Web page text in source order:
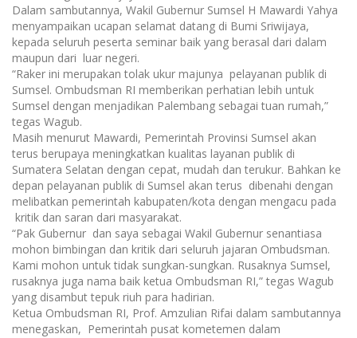
Dalam sambutannya, Wakil Gubernur Sumsel H Mawardi Yahya
menyampaikan ucapan selamat datang di Bumi Sriwijaya,
kepada seluruh peserta seminar baik yang berasal dari dalam
maupun dari luar negeri.
“Raker ini merupakan tolak ukur majunya pelayanan publik di
Sumsel. Ombudsman RI memberikan perhatian lebih untuk
Sumsel dengan menjadikan Palembang sebagai tuan rumah,”
tegas Wagub.
Masih menurut Mawardi, Pemerintah Provinsi Sumsel akan
terus berupaya meningkatkan kualitas layanan publik di
Sumatera Selatan dengan cepat, mudah dan terukur. Bahkan ke
depan pelayanan publik di Sumsel akan terus dibenahi dengan
melibatkan pemerintah kabupaten/kota dengan mengacu pada
kritik dan saran dari masyarakat.
“Pak Gubernur dan saya sebagai Wakil Gubernur senantiasa
mohon bimbingan dan kritik dari seluruh jajaran Ombudsman.
Kami mohon untuk tidak sungkan-sungkan. Rusaknya Sumsel,
rusaknya juga nama baik ketua Ombudsman RI,” tegas Wagub
yang disambut tepuk riuh para hadirian.
Ketua Ombudsman RI, Prof. Amzulian Rifai dalam sambutannya
menegaskan, Pemerintah pusat kometemen dalam